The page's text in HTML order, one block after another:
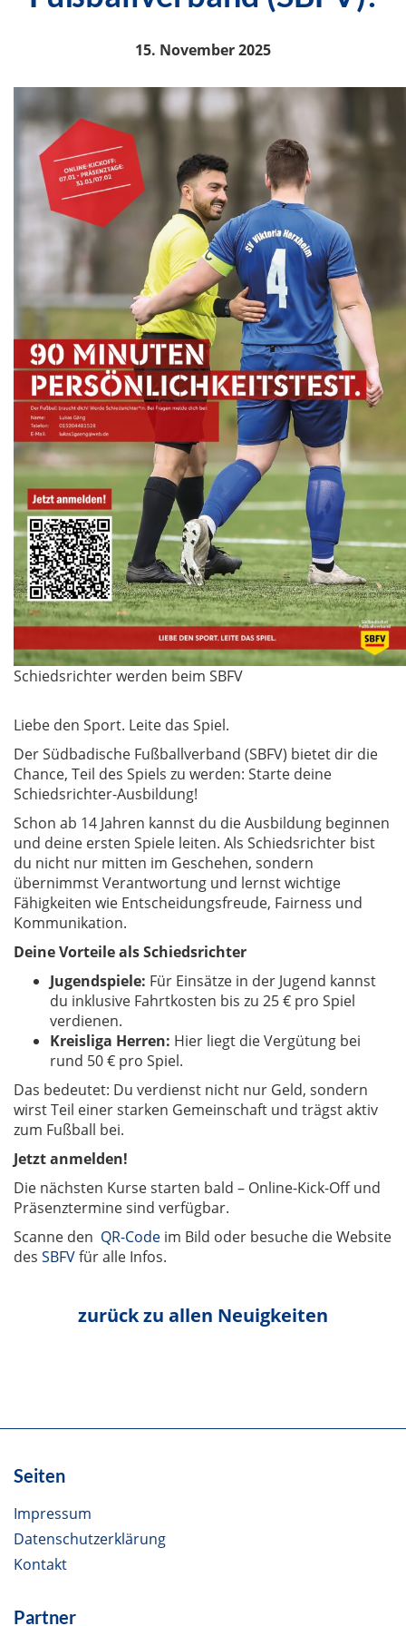
15. November 2025
Schiedsrichter werden beim SBFV
Liebe den Sport. Leite das Spiel.
Der Südbadische Fußballverband (SBFV) bietet dir die
Chance, Teil des Spiels zu werden: Starte deine
Schiedsrichter-Ausbildung!
Schon ab 14 Jahren kannst du die Ausbildung beginnen
und deine ersten Spiele leiten. Als Schiedsrichter bist
du nicht nur mitten im Geschehen, sondern
übernimmst Verantwortung und lernst wichtige
Fähigkeiten wie Entscheidungsfreude, Fairness und
Kommunikation.
Deine Vorteile als Schiedsrichter
Jugendspiele: Für Einsätze in der Jugend kannst
du inklusive Fahrtkosten bis zu 25 € pro Spiel
verdienen.
Kreisliga Herren: Hier liegt die Vergütung bei
rund 50 € pro Spiel.
Das bedeutet: Du verdienst nicht nur Geld, sondern
wirst Teil einer starken Gemeinschaft und trägst aktiv
zum Fußball bei.
Jetzt anmelden!
Die nächsten Kurse starten bald – Online-Kick-Off und
Präsenztermine sind verfügbar.
Scanne den QR-Code im Bild oder besuche die Website
des SBFVfür alle Infos.
zurück zu allen Neuigkeiten
Seiten
Impressum
Datenschutzerklärung
Kontakt
Partner